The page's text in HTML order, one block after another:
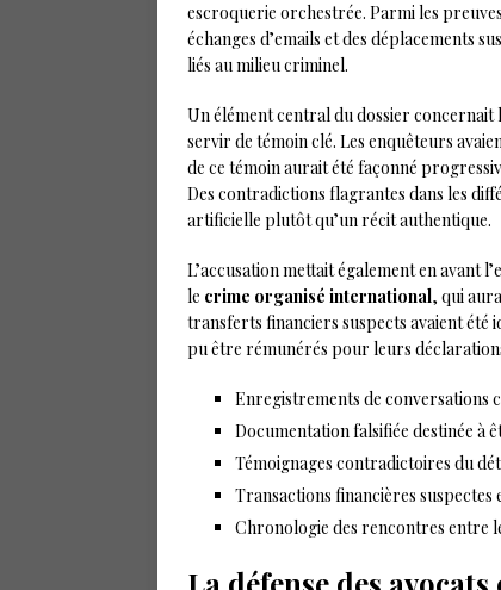
escroquerie orchestrée. Parmi les
échanges d’emails et des déplacements
liés au milieu criminel.
Un élément central du dossier concernait
servir de témoin clé. Les enquêteurs
de ce témoin aurait été façonné
Des contradictions flagrantes dans les
artificielle plutôt qu’un récit authentique.
L’accusation mettait également en avant
le crime organisé international, qui
transferts financiers suspects avaient été
pu être rémunérés pour leurs
Enregistrements de conversations
Documentation falsifiée destinée à
Témoignages contradictoires du
Transactions financières
Chronologie des rencontres entre